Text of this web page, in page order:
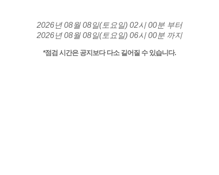
2026년 08월 08일(토요일) 02시 00분 부터
2026년 08월 08일(토요일) 06시 00분 까지
*점검 시간은 공지보다 다소 길어질 수 있습니다.